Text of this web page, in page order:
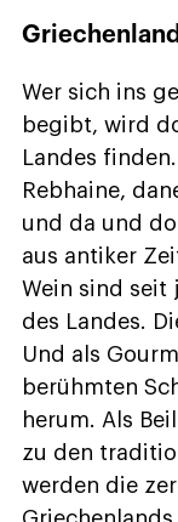
Griechenland
Wer sich ins
begibt, wird
Landes
Rebhaine,
und da und
aus antiker
Wein sind
des Landes.
Und als
berühmten
herum. Als
zu den
werden die